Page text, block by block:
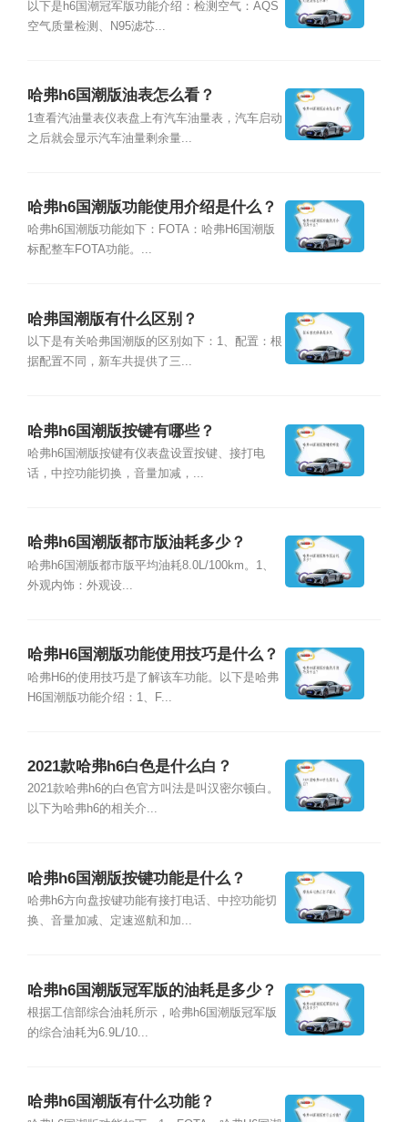
以下是h6国潮冠军版功能介绍：检测空气：AQS
空气质量检测、N95滤芯...
哈弗h6国潮版油表怎么看？
1查看汽油量表仪表盘上有汽车油量表，汽车启动
之后就会显示汽车油量剩余量...
哈弗h6国潮版功能使用介绍是什么？
哈弗h6国潮版功能如下：FOTA：哈弗H6国潮版
标配整车FOTA功能。...
哈弗国潮版有什么区别？
以下是有关哈弗国潮版的区别如下：1、配置：根
据配置不同，新车共提供了三...
哈弗h6国潮版按键有哪些？
哈弗h6国潮版按键有仪表盘设置按键、接打电
话，中控功能切换，音量加减，...
哈弗h6国潮版都市版油耗多少？
哈弗h6国潮版都市版平均油耗8.0L/100km。1、
外观内饰：外观设...
哈弗H6国潮版功能使用技巧是什么？
哈弗H6的使用技巧是了解该车功能。以下是哈弗
H6国潮版功能介绍：1、F...
2021款哈弗h6白色是什么白？
2021款哈弗h6的白色官方叫法是叫汉密尔顿白。
以下为哈弗h6的相关介...
哈弗h6国潮版按键功能是什么？
哈弗h6方向盘按键功能有接打电话、中控功能切
换、音量加减、定速巡航和加...
哈弗h6国潮版冠军版的油耗是多少？
根据工信部综合油耗所示，哈弗h6国潮版冠军版
的综合油耗为6.9L/10...
哈弗h6国潮版有什么功能？